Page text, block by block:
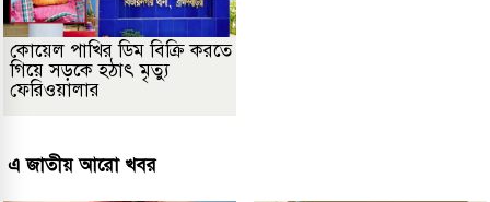
কোয়েল পাখির ডিম বিক্রি করতে
গিয়ে সড়কে হঠাৎ মৃত্যু
ফেরিওয়ালার
এ জাতীয় আরো খবর